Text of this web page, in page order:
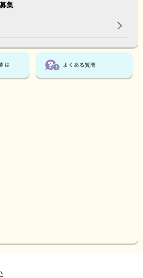
集